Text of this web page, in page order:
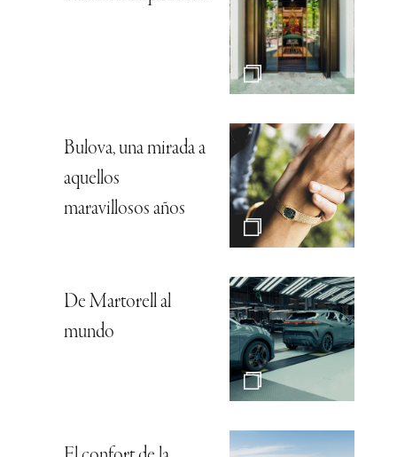
Bulova, una mirada a
aquellos
maravillosos años
De Martorell al
mundo